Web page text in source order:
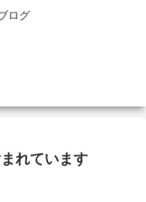
ログ
れています